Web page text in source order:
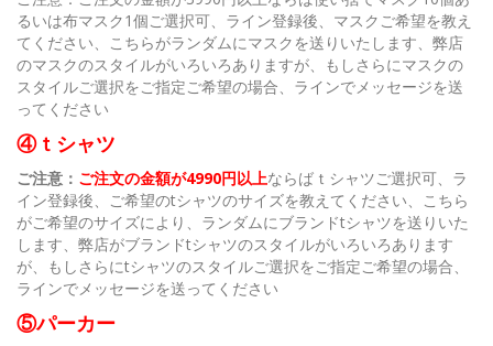
るいは布マスク1個ご選択可、ライン登録後、マスクご希望を教え
てください、こちらがランダムにマスクを送りいたします、弊店
のマスクのスタイルがいろいろありますが、もしさらにマスクの
スタイルご選択をご指定ご希望の場合、ラインでメッセージを送
ってください
④ｔシャツ
ご注意： ご注文の金額が4990円以上ならばｔシャツご選択可、ラ
イン登録後、ご希望のtシャツのサイズを教えてください、こちら
がご希望のサイズにより、ランダムにブランドtシャツを送りいた
します、弊店がブランドtシャツのスタイルがいろいろあります
が、もしさらにtシャツのスタイルご選択をご指定ご希望の場合、
ラインでメッセージを送ってください
⑤パーカー